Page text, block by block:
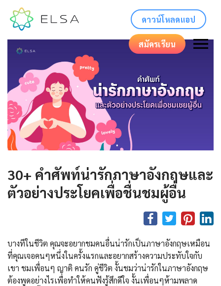
ดาวน์โหลดแอป
สมัครเรียน
30+ คำศัพท์น่ารักภาษาอังกฤษและ
ตัวอย่างประโยคเพื่อชื่นชมผู้อื่น
บางทีในชีวิต คุณจะอยากชมคนอื่นน่ารักเป็นภาษาอังกฤษเหมือน
ที่คุณเจอคนๆหนึ่งในครั้งแรกและอยากสร้างความประทับใจกับ
เขา ชมเพื่อนๆ ญาติ คนรัก คู่ชีวิต งั้นชมว่าน่ารักในภาษาอังกฤษ
ต้องพูดอย่างไรเพื่อทำให้คนฟังรู้สึกดีใจ งั้นเพื่อนๆห้ามพลาด